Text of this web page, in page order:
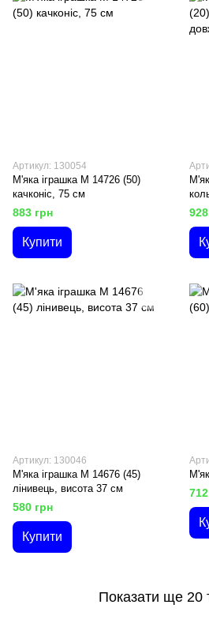
Артикул: 130054
М'яка іграшка M 14726 (50)
качконіс, 75 см
883 грн
Купити
см
Артикул: 130046
М'яка іграшка М 14676 (45)
лінивець, висота 37 см
580 грн
Купити
Показати ще 20